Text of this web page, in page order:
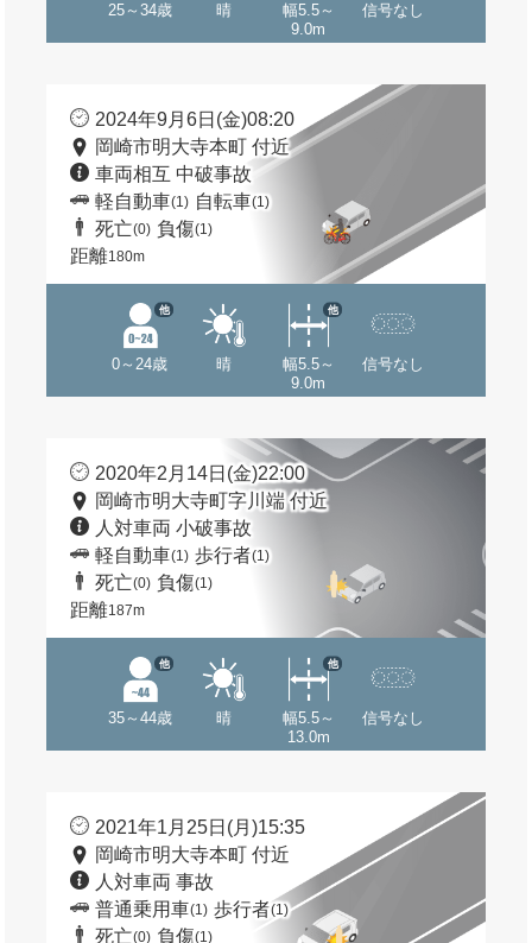
25～34歳 晴
幅5.5～
9.0m
信号なし
2024年9月6日(金)08:20
岡崎市明大寺本町 付近
車両相互 中破事故
軽自動車(1) 自転車(1)
死亡(0) 負傷(1)
距離180m
0～24歳
他
晴
幅5.5～
9.0m
他
信号なし
2020年2月14日(金)22:00
岡崎市明大寺町字川端 付近
人対車両 小破事故
軽自動車(1) 歩行者(1)
死亡(0) 負傷(1)
距離187m
35～44歳
他
晴
幅5.5～
13.0m
他
信号なし
2021年1月25日(月)15:35
岡崎市明大寺本町 付近
人対車両 事故
普通乗用車(1) 歩行者(1)
死亡(0) 負傷(1)